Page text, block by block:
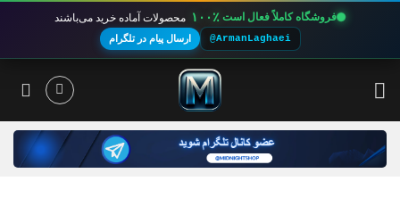
فروشگاه کاملاً فعال است ۱۰۰٪ محصولات آماده خرید می‌باشند
@ArmanLaghaei ارسال پیام در تلگرام